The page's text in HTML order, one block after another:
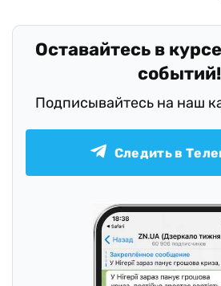
Оставайтесь в
событий!
Подписывайтесь на наш
Следить в